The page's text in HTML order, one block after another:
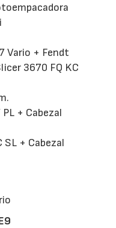
Vario + Fendt
3670 FQ KC
+ Cabezal
SL + Cabezal